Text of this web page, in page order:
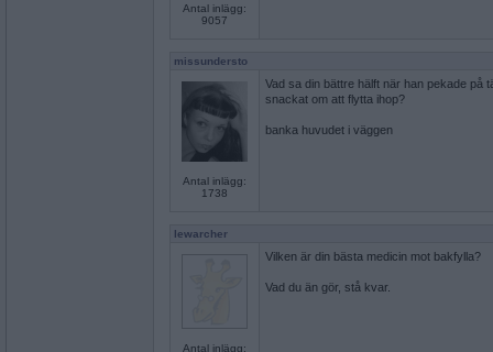
Antal inlägg:
9057
missundersto
Antal inlägg:
1738
Vad sa din bättre hälft när han pekade på
snackat om att flytta ihop?
banka huvudet i väggen
lewarcher
Antal inlägg:
Vilken är din bästa medicin mot bakfylla?
Vad du än gör, stå kvar.